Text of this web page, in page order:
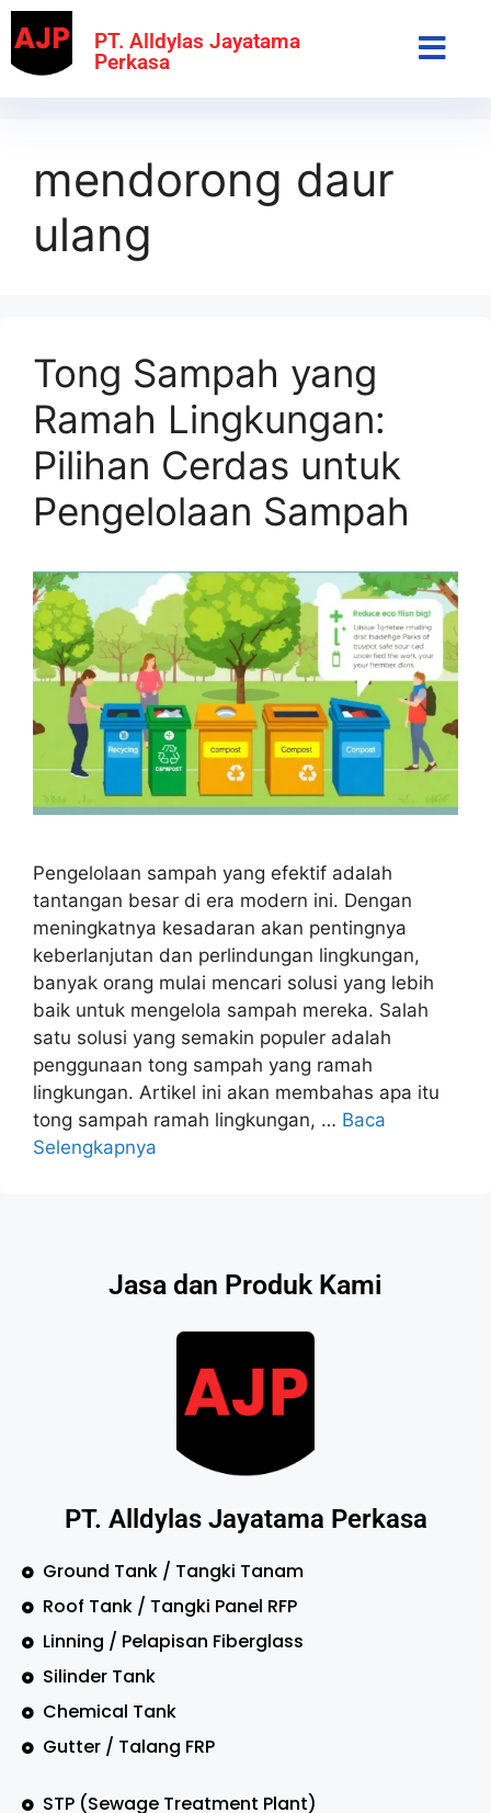
PT. Alldylas Jayatama
Perkasa
mendorong daur
ulang
Tong Sampah yang
Ramah Lingkungan:
Pilihan Cerdas untuk
Pengelolaan Sampah
Pengelolaan sampah yang efektif adalah
tantangan besar di era modern ini. Dengan
meningkatnya kesadaran akan pentingnya
keberlanjutan dan perlindungan lingkungan,
banyak orang mulai mencari solusi yang lebih
baik untuk mengelola sampah mereka. Salah
satu solusi yang semakin populer adalah
penggunaan tong sampah yang ramah
lingkungan. Artikel ini akan membahas apa itu
tong sampah ramah lingkungan, … Baca
Selengkapnya
Jasa dan Produk Kami
PT. Alldylas Jayatama Perkasa
Ground Tank / Tangki Tanam
Roof Tank / Tangki Panel RFP
Linning / Pelapisan Fiberglass
Silinder Tank
Chemical Tank
Gutter / Talang FRP
STP (Sewage Treatment Plant)